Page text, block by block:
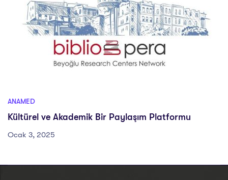
ANAMED
Kültürel ve Akademik Bir Paylaşım Platformu
Ocak 3, 2025